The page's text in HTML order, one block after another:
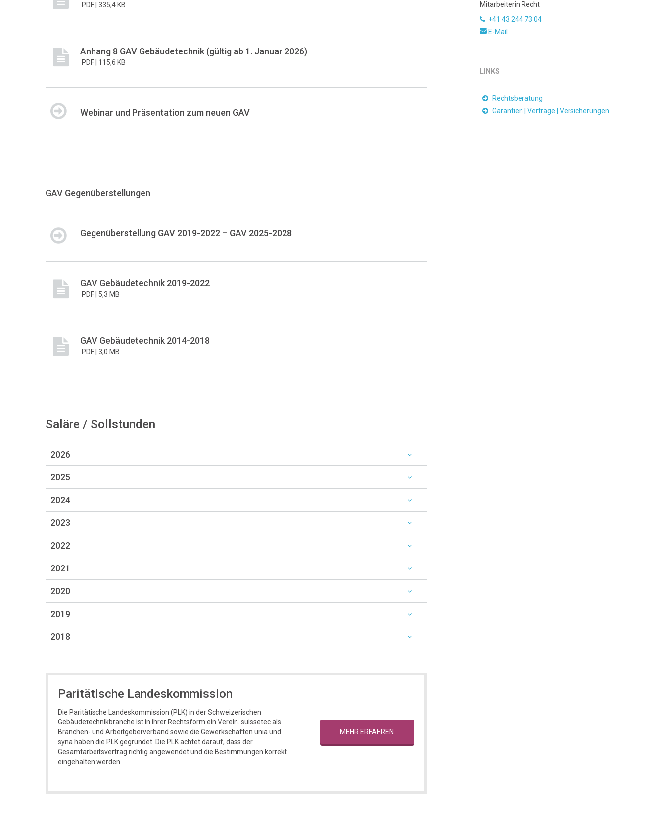
PDF | 335,4 KB
Anhang 8 GAV Gebäudetechnik (gültig ab 1. Januar 2026)
PDF | 115,6 KB
Webinar und Präsentation zum neuen GAV
GAV Gegenüberstellungen
Gegenüberstellung GAV 2019-2022 – GAV 2025-2028
GAV Gebäudetechnik 2019-2022
PDF | 5,3 MB
GAV Gebäudetechnik 2014-2018
PDF | 3,0 MB
Saläre / Sollstunden
2026
2025
2024
2023
2022
2021
2020
2019
2018
Paritätische Landeskommission
Die Paritätische Landeskommission (PLK) in der Schweizerischen
Gebäudetechnikbranche ist in ihrer Rechtsform ein Verein. suissetec als
Branchen- und Arbeitgeberverband sowie die Gewerkschaften unia und
syna haben die PLK gegründet. Die PLK achtet darauf, dass der
Gesamtarbeitsvertrag richtig angewendet und die Bestimmungen korrekt
eingehalten werden.
MEHR ERFAHREN
Mitarbeiterin Recht
+41 43 244 73 04
E-Mail
LINKS
Rechtsberatung
Garantien | Verträge | Versicherungen